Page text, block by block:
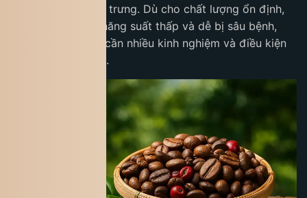
hậu vị kéo dài đặc trưng. Dù cho chất lượng ổn định,
cây Typica lại có năng suất thấp và dễ bị sâu bệnh,
nên việc canh tác cần nhiều kinh nghiệm và điều kiện
chăm sóc phù hợp.